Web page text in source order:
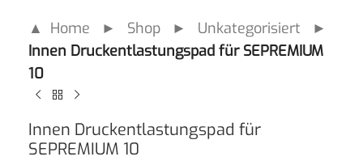
▲ Home ► Shop ► Unkategorisiert ►
Innen Druckentlastungspad für SEPREMIUM
10
Innen Druckentlastungspad für
SEPREMIUM 10